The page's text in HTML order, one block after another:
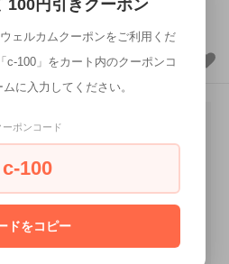
込)
100円引きクーポン
ェルカムクーポンをご利用くだ
c-100」をカート内のクーポンコ
に入力してください。
ーポンコード
c-100
ドをコピー